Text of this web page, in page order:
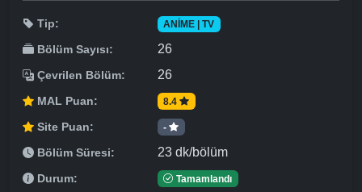
Tip: ANIME | TV
Bölüm Sayısı: 26
Çevrilen Bölüm: 26
MAL Puan: 8.4
Site Puan: -
Bölüm Süresi: 23 dk/bölüm
Durum: Tamamlandı